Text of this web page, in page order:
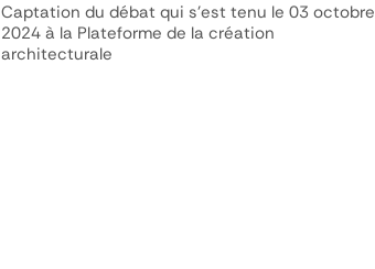
Captation du débat qui s'est tenu le 03 octobre
2024 à la Plateforme de la création
architecturale